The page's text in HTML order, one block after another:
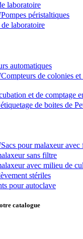
laboratoire
Pompes péristaltiques
laboratoire
automatiques
Compteurs de colonies et
et de comptage
de boites de
Sacs pour malaxeur avec
sans filtre
avec milieu de
stériles
pour autoclave
catalogue